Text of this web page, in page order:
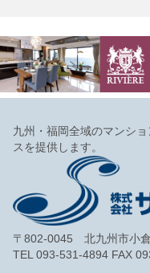
九州・福岡全域のマンシ
スを提供します。
〒802-0045 北九州市小
TEL 093-531-4894 FAX